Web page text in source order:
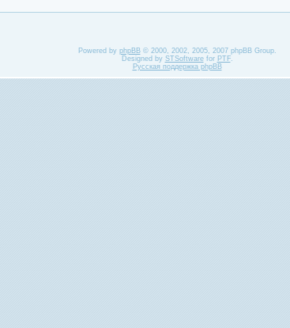
Powered by phpBB© 2000, 2002, 2005, 2007 phpBB Group.
Designed by STSoftwarefor PTF.
Русская поддержка phpBB